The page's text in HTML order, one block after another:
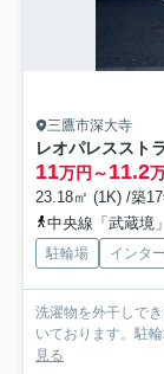
三鷹市深大寺
レオパレススト
11万円～11.2
23.18㎡ (1K) /築
中央線「武蔵境
駐輪場 インタ
洗濯物を外干しで
いております。駐
見る